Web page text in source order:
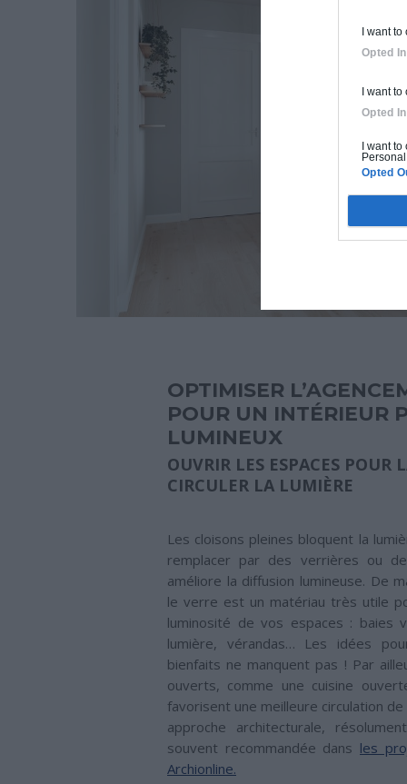
I want to
Opted In
I want to
Opted In
I want to
Opted
OPTIMISER
POUR UN INTÉRIEUR
LUMINEUX
OUVRIR LES ESPACES POUR
CIRCULER LA LUMIÈRE
Les cloisons pleines bloquent la
remplacer par des verrières ou
améliore la diffusion lumineuse. De
le verre est un matériau très utile
luminosité de vos espaces : baies
lumière, vérandas… Les idées
bienfaits ne manquent pas ! Par
ouverts, comme une cuisine
favorisent une meilleure circulation
approche architecturale,
souvent recommandée dans les
Archionline.